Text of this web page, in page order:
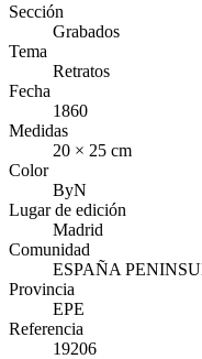
Sección
Grabados
Tema
Retratos
Fecha
1860
Medidas
20 × 25 cm
Color
ByN
Lugar de edición
Madrid
Comunidad
ESPAÑA
Provincia
EPE
Referencia
19206